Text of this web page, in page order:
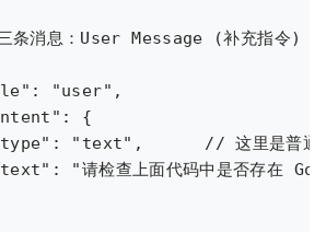
条消息：User Message (补充指令)
"user",
{
"text",      // 这里是普通
"请检查上面代码中是否存在